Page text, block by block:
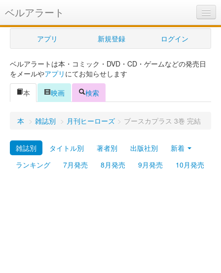
ベルアラート
ベルアラートとは
ヘルプ
新規登録
ログイン
Myシェルフ
プレミアム
アプリ 新規登録 ログイン
ベルアラートは本・コミック・DVD・CD・ゲームなどの発売日
をメールやアプリ にてお知らせします
本
映画 検索
本 > 雑誌別 > 月刊ヒーローズ > ブースカプラス 3巻 完結
雑誌別 タイトル別 著者別 出版社別
新着
ランキング
7月発売 8月発売 9月発売 10月発売